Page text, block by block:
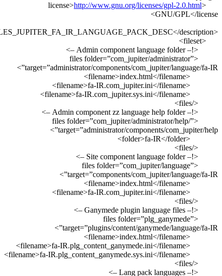
http://www.gnu.org/
<files
target=”administrator/components/
<files folder=”com_jupiter/
target=”administrator/
<files
target=”components/
<files
target=”plugins/content/